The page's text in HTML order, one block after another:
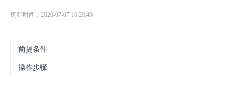
更新时间：2026-07-07 10:29:40
前提条件
操作步骤